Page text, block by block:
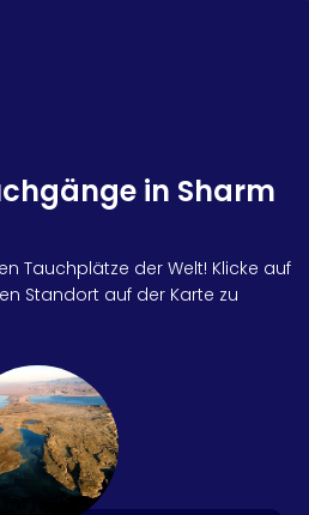
in Sharm
Tauchplätze der Welt! Klicke auf
Standort auf der Karte zu